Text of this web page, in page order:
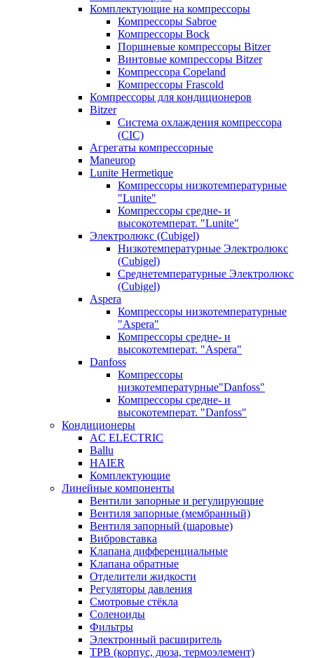
Комплектующие на компрессоры
Компрессоры Sabroe
Компрессоры Bock
Поршневые компрессоры Bitzer
Винтовые компрессоры Bitzer
Компрессора Copeland
Компрессоры Frascold
Компрессоры для кондиционеров
Bitzer
Система охлаждения компрессора
(CIC)
Агрегаты компрессорные
Maneurop
Lunite Hermetique
Компрессоры низкотемпературные
"Lunite"
Компрессоры средне- и
высокотемперат. "Lunite"
Электролюкс (Cubigel)
Низкотемпературные Электролюкс
(Cubigel)
Среднетемпературные Электролюкс
(Cubigel)
Aspera
Компрессоры низкотемпературные
"Aspera"
Компрессоры средне- и
высокотемперат. "Aspera"
Danfoss
Компрессоры
низкотемпературные"Danfoss"
Компрессоры средне- и
высокотемперат. "Danfoss"
Кондиционеры
AC ELECTRIC
Ballu
HAIER
Комплектующие
Линейные компоненты
Вентили запорные и регулирующие
Вентиля запорные (мембранный)
Вентиля запорный (шаровые)
Вибровставка
Клапана дифференциальные
Клапана обратные
Отделители жидкости
Регуляторы давления
Смотровые стёкла
Соленоиды
Фильтры
Электронный расширитель
ТРВ (корпус, дюза, термоэлемент)